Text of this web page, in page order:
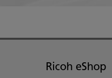
Ricoh eShop